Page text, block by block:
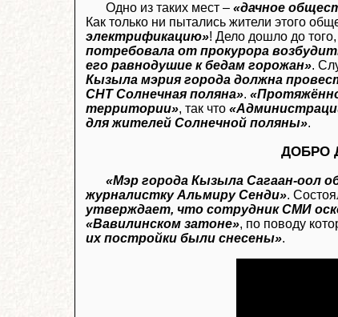
Одно из таких мест – «дачное
Как только ни пытались жители этого
электрификацию»! Дело дошло до
потребовала от прокурора
его равнодушие к бедам горожан».
Кызыла мэрия города должна
СНТ Солнечная поляна».
территории», так что
для жителей Солнечной поляны».
ДОБРО
«Мэр города Кызыла Сагаан-оол
журналистку Альмиру Сенди».
утверждает, что сотрудник СМИ
«Вавилинском затоне», по поводу
их постройки были снесены».